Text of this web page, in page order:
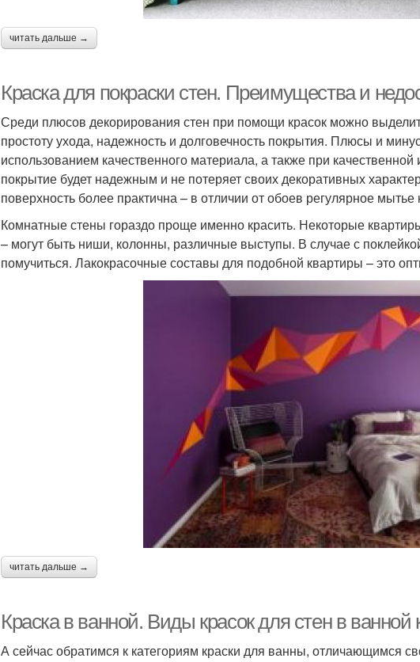
читать дальше →
Краска для покраски стен. Преимущества и
Среди плюсов декорирования стен при помощи красок можно
простоту ухода, надежность и долговечность покрытия. Плюсы и
использованием качественного материала, а также при
покрытие будет надежным и не потеряет своих декоративных
поверхность более практична – в отличии от обоев регулярное мытье
Комнатные стены гораздо проще именно красить. Некоторые
– могут быть ниши, колонны, различные выступы. В случае с
помучиться. Лакокрасочные составы для подобной квартиры – это
читать дальше →
Краска в ванной. Виды красок для стен в ванной
А сейчас обратимся к категориям краски для ванны, отличающимся